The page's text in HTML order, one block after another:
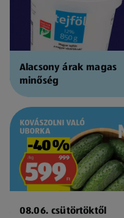
Alacsony árak magas
minőség
08.06. csütörtöktől